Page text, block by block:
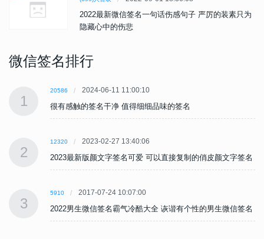
2022最新微信签名一句话伤感句子 严厉的装素只为
隐藏心中的伤悲
微信签名排行
1
20586 2024-06-11 11:00:10
很有感触的签名干净 值得细细品味的签名
2
12320 2023-02-27 13:40:06
2023最新版颜文字签名可爱 可以直接复制的俏皮颜文字签名
3
5910 2017-07-24 10:07:00
2022男生微信签名霸气冷酷大全 诙谐有个性的男生微信签名